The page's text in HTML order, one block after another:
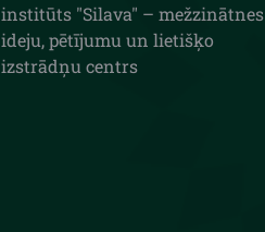
institūts "Silava" – mežzinātnes
ideju, pētījumu un lietišķo
izstrādņu centrs